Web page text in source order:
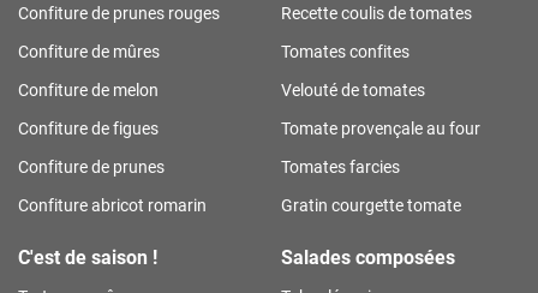
Confiture de prunes rouges
Confiture de mûres
Confiture de melon
Confiture de figues
Confiture de prunes
Confiture abricot romarin
Recette coulis de tomates
Tomates confites
Velouté de tomates
Tomate provençale au four
Tomates farcies
Gratin courgette tomate
C'est de saison ! Salades composées